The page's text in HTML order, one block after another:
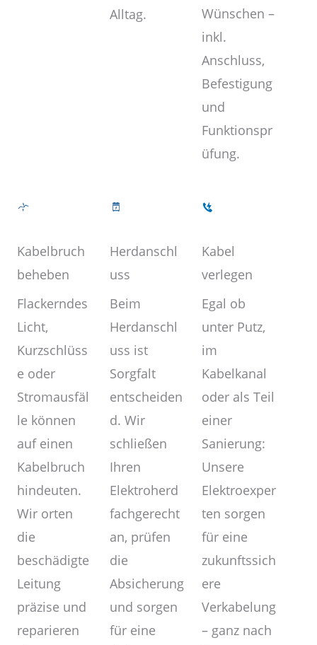
Alltag.
Wünschen –
inkl.
Anschluss,
Befestigung
und
Funktionspr
üfung.
Kabelbruch
beheben
Flackerndes
Licht,
Kurzschlüss
e oder
Stromausfäl
le können
auf einen
Kabelbruch
hindeuten.
Wir orten
die
beschädigte
Leitung
präzise und
reparieren
Herdanschl
uss
Beim
Herdanschl
uss ist
Sorgfalt
entscheiden
d. Wir
schließen
Ihren
Elektroherd
fachgerecht
an, prüfen
die
Absicherung
und sorgen
für eine
Kabel
verlegen
Egal ob
unter Putz,
im
Kabelkanal
oder als Teil
einer
Sanierung:
Unsere
Elektroexper
ten sorgen
für eine
zukunftssich
ere
Verkabelung
– ganz nach